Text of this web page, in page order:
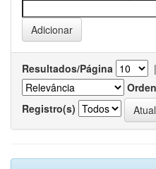
Resultados/Página |
Registro(s)